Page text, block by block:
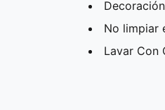
No limpiar
Lavar Con